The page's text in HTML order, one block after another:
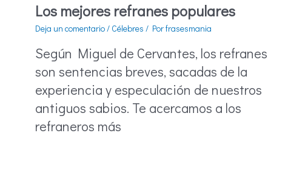
Los mejores refranes populares
Deja un comentario / Célebres / Porfrasesmania
Según Miguel de Cervantes, los refranes
son sentencias breves, sacadas de la
experiencia y especulación de nuestros
antiguos sabios. Te acercamos a los
refraneros más